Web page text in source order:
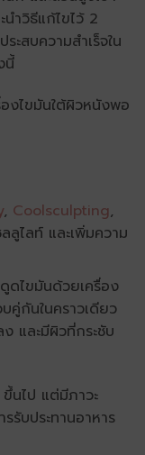
ำวิธีแก้ไขไว้ 2
ะสบความสำเร็จใน
นี้
งไขมันใต้ผิวหนังพอ
, Coolsculpting,
ไลท์ และเพิ่มความ
ดไขมันด้วยเครื่อง
คู่กันในคราวเดียว
และมีผิวที่กระชับ
นไป แต่มีภาวะ
บประทานอาหาร